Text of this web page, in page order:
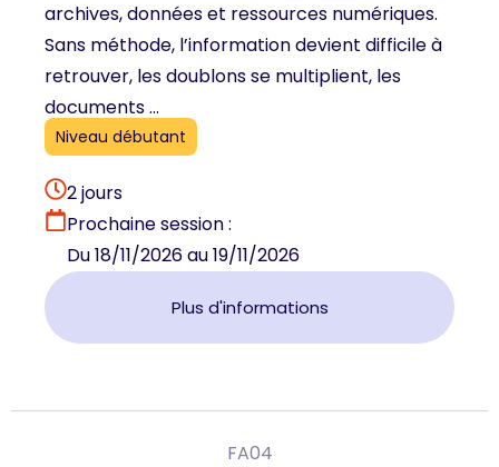
archives, données et ressources numériques.
Sans méthode, l’information devient difficile à
retrouver, les doublons se multiplient, les
documents ...
Niveau débutant
2 jours
Prochaine session :
Du 18/11/2026 au 19/11/2026
Plus d'informations
FA04